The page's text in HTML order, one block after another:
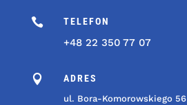
 TELEFON
+48 22 350 77 07
 ADRES
ul. Bora-Komorowskiego 56